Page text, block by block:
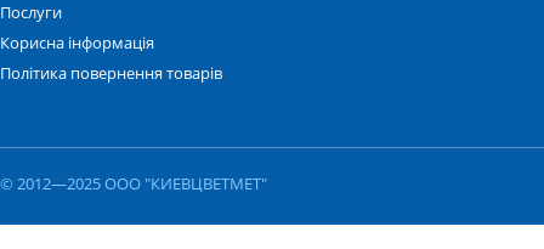
Послуги
Корисна інформація
Політика повернення товарів
© 2012—2025 ООО "КИЕВЦВЕТМЕТ"